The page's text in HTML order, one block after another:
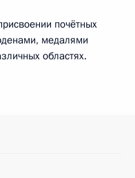
почётных
медалями
областях.